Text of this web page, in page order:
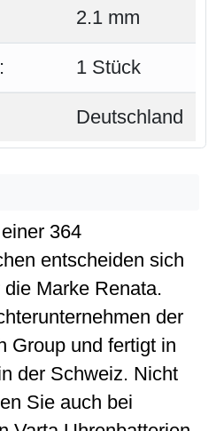
2.1 mm
1 Stück
Deutschland
364
entscheiden sich
Marke Renata.
der
Group und fertigt in
der Schweiz. Nicht
Sie auch bei